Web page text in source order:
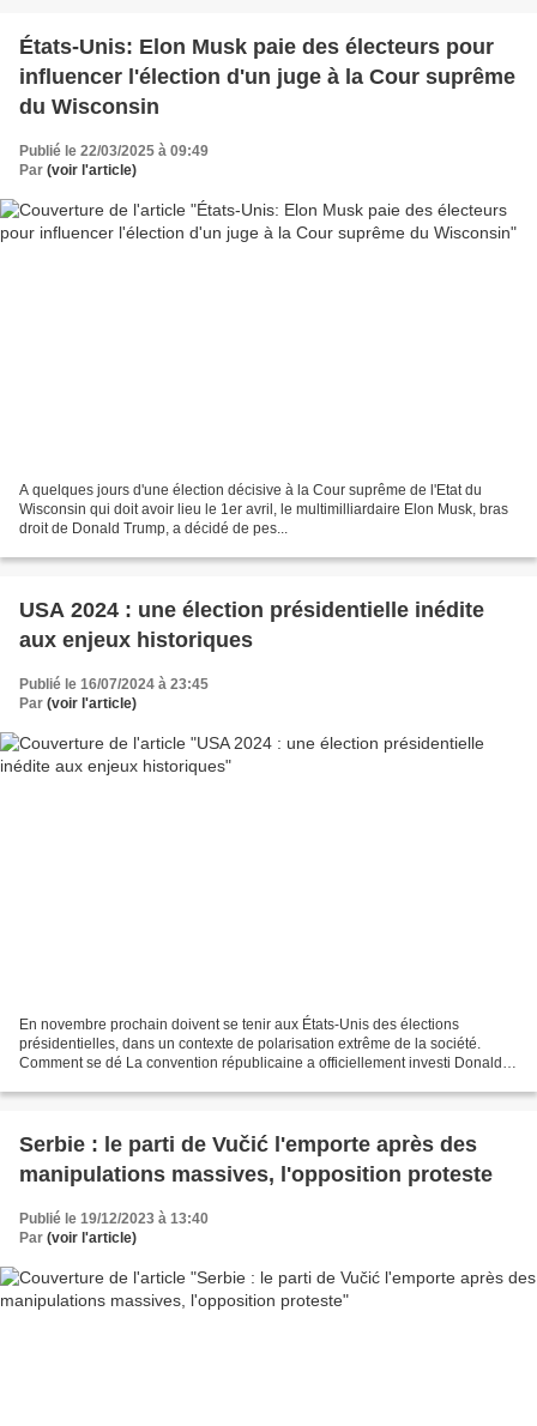
États-Unis: Elon Musk paie des électeurs pour
influencer l'élection d'un juge à la Cour suprême
du Wisconsin
Publié le 22/03/2025 à 09:49
Par (voir l'article)
A quelques jours d'une élection décisive à la Cour suprême de l'Etat du
Wisconsin qui doit avoir lieu le 1er avril, le multimilliardaire Elon Musk, bras
droit de Donald Trump, a décidé de pes...
USA 2024 : une élection présidentielle inédite
aux enjeux historiques
Publié le 16/07/2024 à 23:45
Par (voir l'article)
En novembre prochain doivent se tenir aux États-Unis des élections
présidentielles, dans un contexte de polarisation extrême de la société.
Comment se dé La convention républicaine a officiellement investi Donald
Serbie : le parti de Vučić l'emporte après des
manipulations massives, l'opposition proteste
Publié le 19/12/2023 à 13:40
Par (voir l'article)